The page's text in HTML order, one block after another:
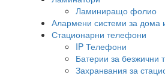
Ламиниращо фолио
Алармени системи за дома
Стационарни телефони
IP Телефони
Батерии за безжични
Захранвания за